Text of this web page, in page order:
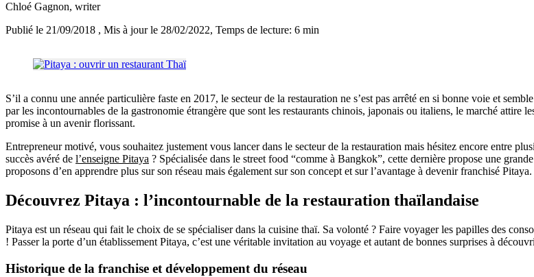
Chloé Gagnon, writer
Publié le 21/09/2018 , Mis à jour le 28/02/2022, Temps de lecture: 6 min
S’il a connu une année particulière faste en 2017, le secteur de la restauration ne s’est pas arrêté en si bonne voie et
par les incontournables de la gastronomie étrangère que sont les restaurants chinois, japonais ou italiens, le marché attire
promise à un avenir florissant.
Entrepreneur motivé, vous souhaitez justement vous lancer dans le secteur de la restauration mais hésitez encore entre
succès avéré de l’enseigne Pitaya ? Spécialisée dans le street food “comme à Bangkok”, cette dernière propose une
proposons d’en apprendre plus sur son réseau mais également sur son concept et sur l’avantage à devenir franchisé Pitaya.
Découvrez Pitaya : l’incontournable de la restauration thaïlandaise
Pitaya est un réseau qui fait le choix de se spécialiser dans la cuisine thaï. Sa volonté ? Faire voyager les papilles des
! Passer la porte d’un établissement Pitaya, c’est une véritable invitation au voyage et autant de bonnes surprises à
Historique de la franchise et développement du réseau